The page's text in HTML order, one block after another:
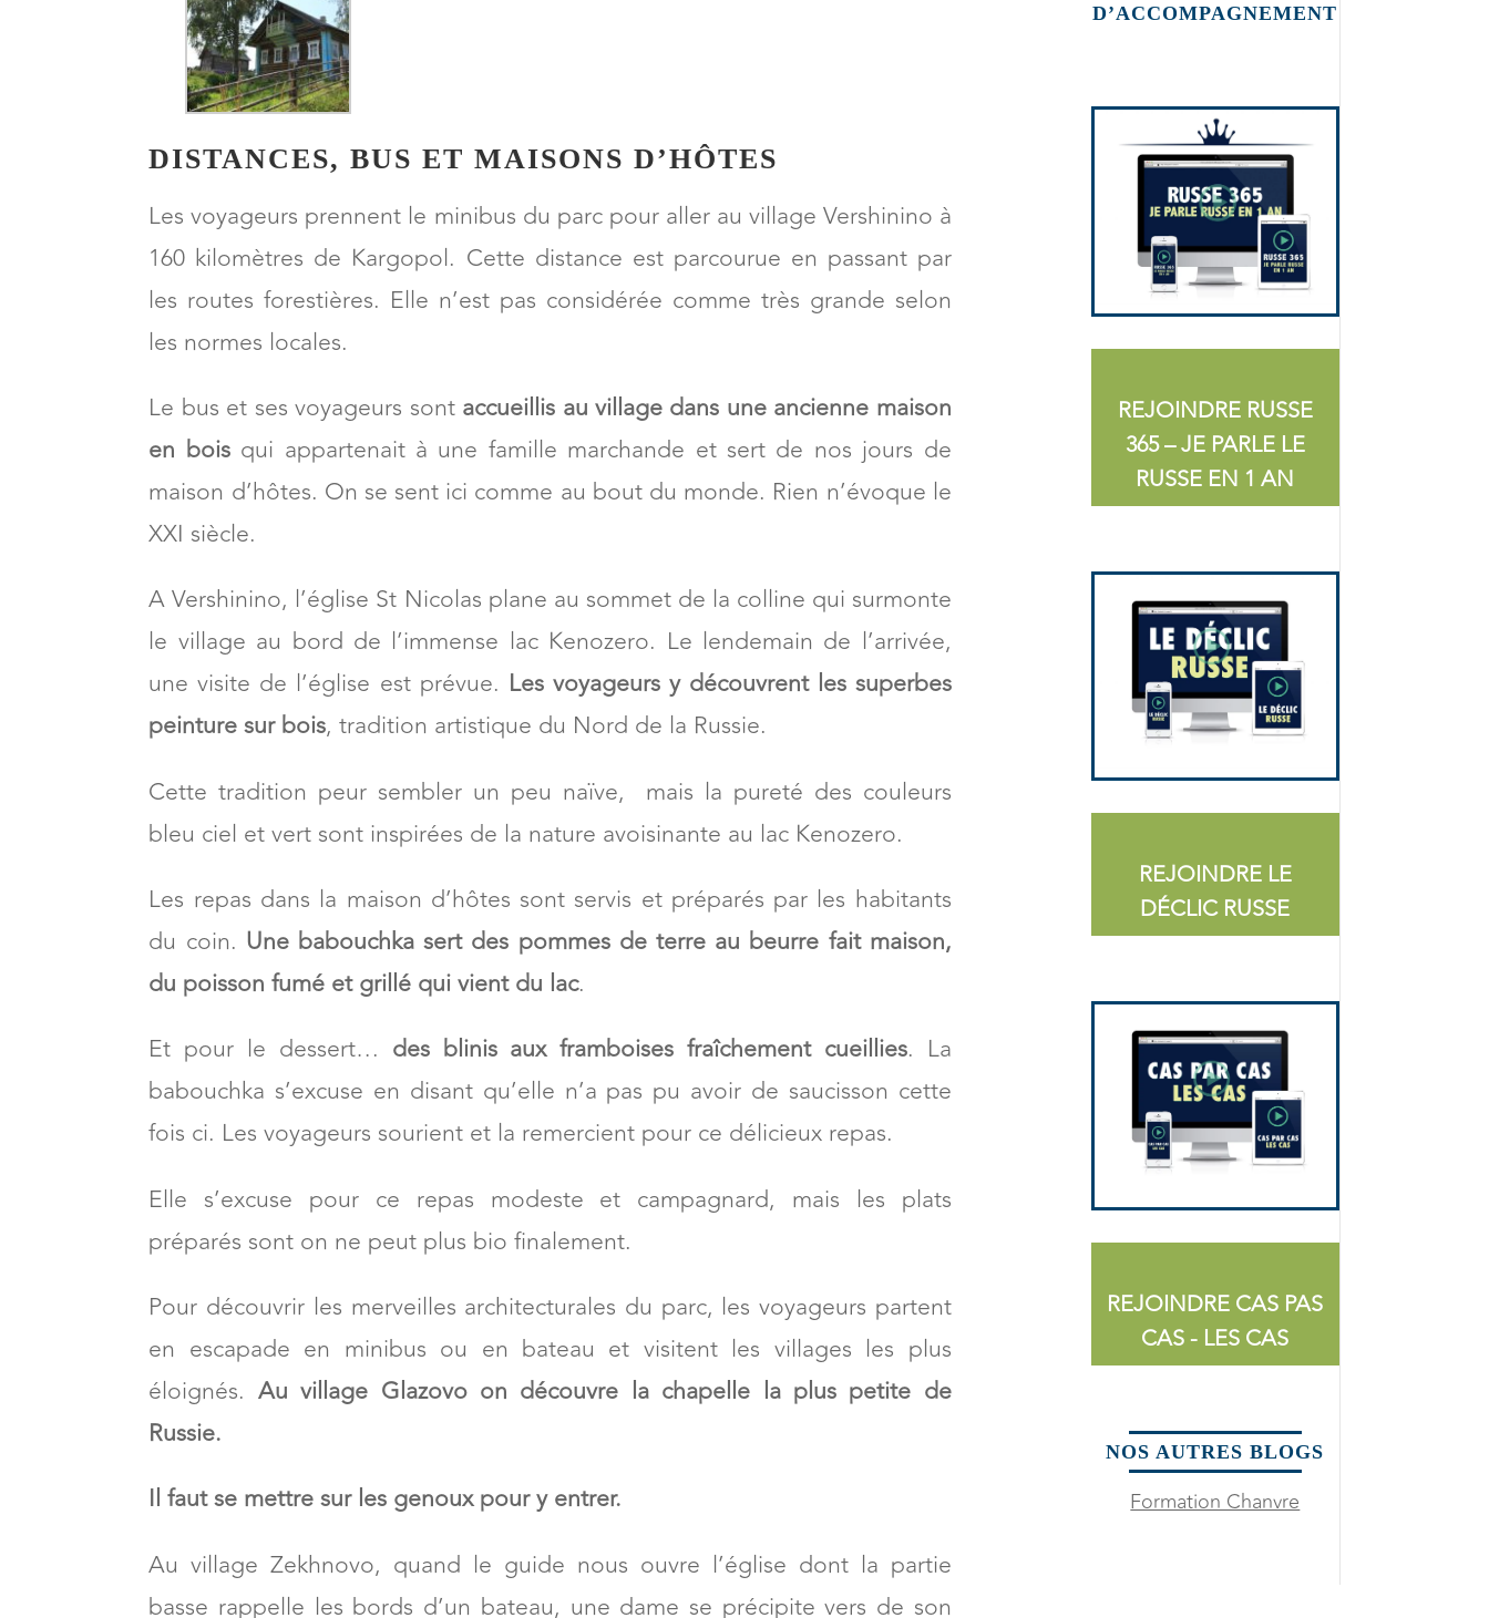
DISTANCES, BUS ET MAISONS D’HÔTES
Les voyageurs prennent le minibus du parc pour aller au village Vershinino à
160 kilomètres de Kargopol. Cette distance est parcourue en passant par
les routes forestières. Elle n’est pas considérée comme très grande selon
les normes locales.
Le bus et ses voyageurs sont accueillis au village dans une ancienne maison
en boisqui appartenait à une famille marchande et sert de nos jours de
maison d’hôtes. On se sent ici comme au bout du monde. Rien n’évoque le
XXI siècle.
A Vershinino, l’église St Nicolas plane au sommet de la colline qui surmonte
le village au bord de l’immense lac Kenozero. Le lendemain de l’arrivée,
une visite de l’église est prévue. Les voyageurs y découvrent les superbes
peinture sur bois, tradition artistique du Nord de la Russie.
Cette tradition peur sembler un peu naïve, mais la pureté des couleurs
bleu ciel et vert sont inspirées de la nature avoisinante au lac Kenozero.
Les repas dans la maison d’hôtes sont servis et préparés par les habitants
du coin. Une babouchka sert des pommes de terre au beurre fait maison,
du poisson fumé et grillé qui vient du lac.
Et pour le dessert… des blinis aux framboises fraîchement cueillies. La
babouchka s’excuse en disant qu’elle n’a pas pu avoir de saucisson cette
fois ci. Les voyageurs sourient et la remercient pour ce délicieux repas.
Elle s’excuse pour ce repas modeste et campagnard, mais les plats
préparés sont on ne peut plus bio finalement.
Pour découvrir les merveilles architecturales du parc, les voyageurs partent
en escapade en minibus ou en bateau et visitent les villages les plus
éloignés. Au village Glazovo on découvre la chapelle la plus petite de
Russie.
Il faut se mettre sur les genoux pour y entrer.
Au village Zekhnovo, quand le guide nous ouvre l’église dont la partie
basse rappelle les bords d’un bateau, une dame se précipite vers de son
D’ACCOMPAGNEMENT
REJOINDRE RUSSE
365 – JE PARLE LE
RUSSE EN 1 AN
REJOINDRE LE
DÉCLIC RUSSE
REJOINDRE CAS PAS
CAS - LES CAS
NOS AUTRES BLOGS
Formation Chanvre